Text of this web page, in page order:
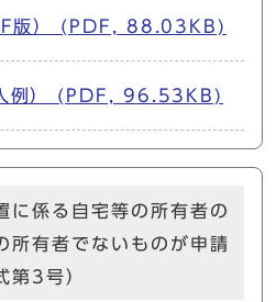
版） (PDF, 88.03KB)
例） (PDF, 96.53KB)
に係る自宅等の所有者の
所有者でないものが申請
第3号）